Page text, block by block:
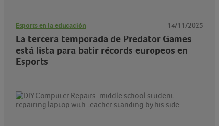
Esports en la educación 14/11/2025
La tercera temporada de Predator Games
está lista para batir récords europeos en
Esports